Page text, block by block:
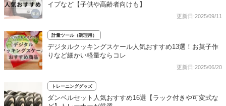
イプなど【子供や高齢者向けも】
更新日:2025/09/11
計量ツール（調理用）
デジタルクッキングスケール人気おすすめ13選！お菓子作
りなど細かい軽量ならコレ
更新日:2025/06/20
トレーニンググッズ
ダンベルセット人気おすすめ16選【ラック付きや可変式な